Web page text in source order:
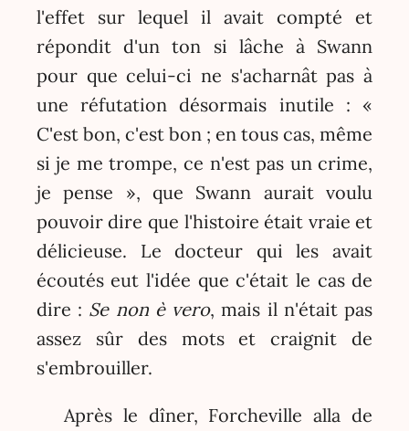
l'effet sur lequel il avait compté et
répondit d'un ton si lâche à Swann
pour que celui-ci ne s'acharnât pas à
une réfutation désormais inutile : «
C'est bon, c'est bon ; en tous cas, même
si je me trompe, ce n'est pas un crime,
je pense », que Swann aurait voulu
pouvoir dire que l'histoire était vraie et
délicieuse. Le docteur qui les avait
écoutés eut l'idée que c'était le cas de
dire : Se non è vero, mais il n'était pas
assez sûr des mots et craignit de
s'embrouiller.
Après le dîner, Forcheville alla de